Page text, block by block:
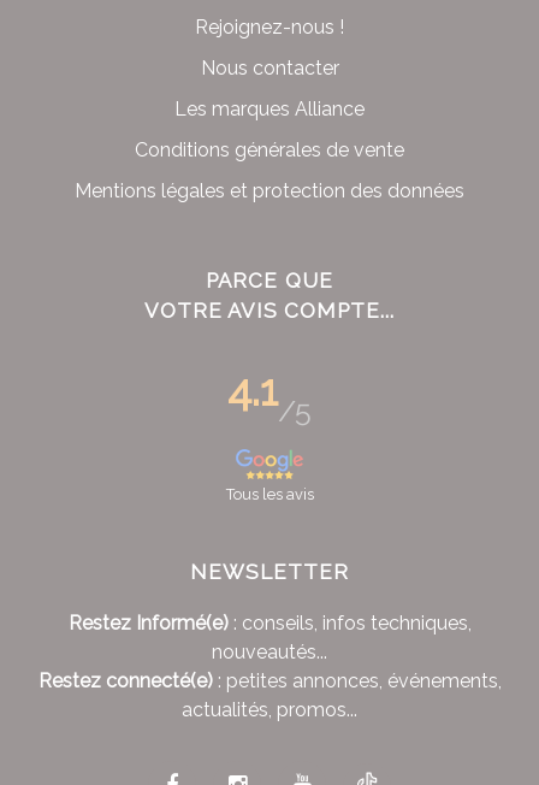
Rejoignez-nous !
Nous contacter
Les marques Alliance
Conditions générales de vente
Mentions légales et protection des données
PARCE QUE
VOTRE AVIS COMPTE...
4.1/5
Tous les avis
NEWSLETTER
Restez Informé(e): conseils, infos techniques,
nouveautés...
Restez connecté(e): petites annonces, événements,
actualités, promos...